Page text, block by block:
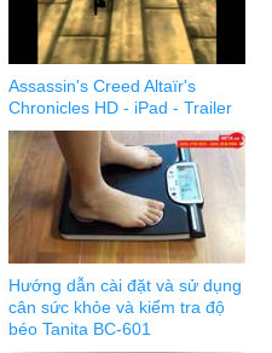
Assassin's Creed Altaïr's
Chronicles HD - iPad - Trailer
Hướng dẫn cài đặt và sử dụng
cân sức khỏe và kiểm tra độ
béo Tanita BC-601